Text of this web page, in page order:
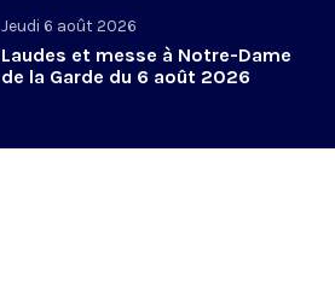
Jeudi 6 août 2026
Laudes et messe à Notre-Dame
de la Garde du 6 août 2026